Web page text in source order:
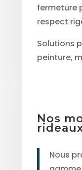
fermeture
respect
Solutions
peinture,
Nos
Nous